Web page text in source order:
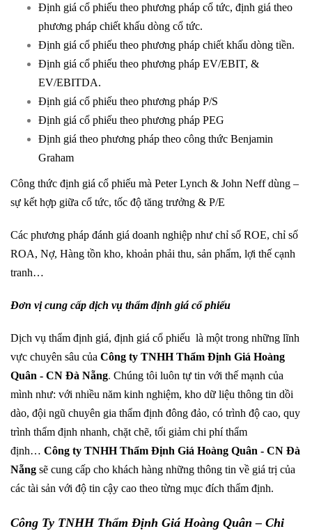
Định giá cổ phiếu theo phương pháp cổ tức, định giá theo
phương pháp chiết khấu dòng cổ tức.
Định giá cổ phiếu theo phương pháp chiết khấu dòng tiền.
Định giá cổ phiếu theo phương pháp EV/EBIT, &
EV/EBITDA.
Định giá cổ phiếu theo phương pháp P/S
Định giá cổ phiếu theo phương pháp PEG
Định giá theo phương pháp theo công thức Benjamin
Graham
Công thức định giá cổ phiếu mà Peter Lynch & John Neff dùng –
sự kết hợp giữa cổ tức, tốc độ tăng trưởng & P/E
Các phương pháp đánh giá doanh nghiệp như chỉ số ROE, chỉ số
ROA, Nợ, Hàng tồn kho, khoản phải thu, sản phẩm, lợi thế cạnh
tranh…
Đơn vị cung cấp dịch vụ thẩm định giá cổ phiếu
Dịch vụ thẩm định giá, định giá cổ phiếu là một trong những lĩnh
vực chuyên sâu của Công ty TNHH Thẩm Định Giá Hoàng
Quân - CN Đà Nẵng. Chúng tôi luôn tự tin với thế mạnh của
mình như: với nhiều năm kinh nghiệm, kho dữ liệu thông tin dồi
dào, đội ngũ chuyên gia thẩm định đông đảo, có trình độ cao, quy
trình thẩm định nhanh, chặt chẽ, tối giảm chi phí thẩm
định… Công ty TNHH Thẩm Định Giá Hoàng Quân - CN Đà
Nẵng sẽ cung cấp cho khách hàng những thông tin về giá trị của
các tài sản với độ tin cậy cao theo từng mục đích thẩm định.
Công Ty TNHH Thẩm Định Giá Hoàng Quân – Chi